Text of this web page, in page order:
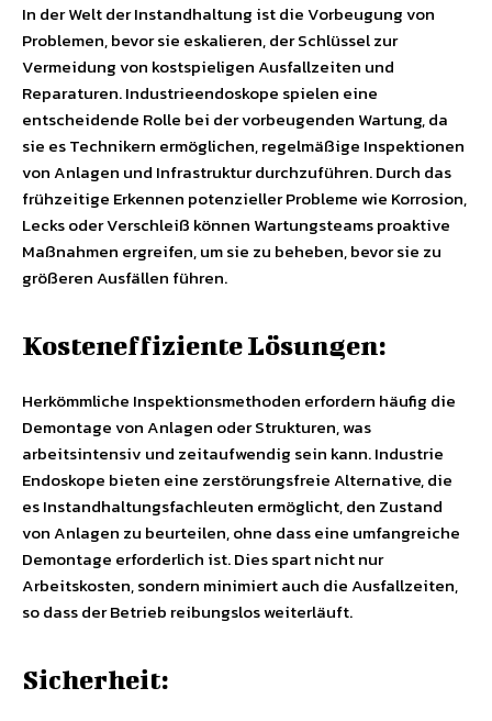
In der Welt der Instandhaltung ist die Vorbeugung von
Problemen, bevor sie eskalieren, der Schlüssel zur
Vermeidung von kostspieligen Ausfallzeiten und
Reparaturen. Industrieendoskope spielen eine
entscheidende Rolle bei der vorbeugenden Wartung, da
sie es Technikern ermöglichen, regelmäßige Inspektionen
von Anlagen und Infrastruktur durchzuführen. Durch das
frühzeitige Erkennen potenzieller Probleme wie Korrosion,
Lecks oder Verschleiß können Wartungsteams proaktive
Maßnahmen ergreifen, um sie zu beheben, bevor sie zu
größeren Ausfällen führen.
Kosteneffiziente Lösungen:
Herkömmliche Inspektionsmethoden erfordern häufig die
Demontage von Anlagen oder Strukturen, was
arbeitsintensiv und zeitaufwendig sein kann. Industrie
Endoskope bieten eine zerstörungsfreie Alternative, die
es Instandhaltungsfachleuten ermöglicht, den Zustand
von Anlagen zu beurteilen, ohne dass eine umfangreiche
Demontage erforderlich ist. Dies spart nicht nur
Arbeitskosten, sondern minimiert auch die Ausfallzeiten,
so dass der Betrieb reibungslos weiterläuft.
Sicherheit: